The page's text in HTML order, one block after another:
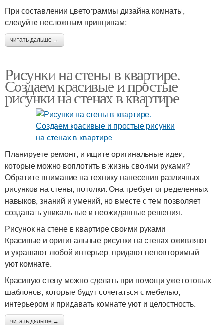
При составлении цветограммы дизайна комнаты,
следуйте несложным принципам:
читать дальше →
Рисунки на стены в квартире.
Создаем красивые и простые
рисунки на стенах в квартире
Планируете ремонт, и ищите оригинальные идеи,
которые можно воплотить в жизнь своими руками?
Обратите внимание на технику нанесения различных
рисунков на стены, потолки. Она требует определенных
навыков, знаний и умений, но вместе с тем позволяет
создавать уникальные и неожиданные решения.
Рисунок на стене в квартире своими руками
Красивые и оригинальные рисунки на стенах оживляют
и украшают любой интерьер, придают неповторимый
уют комнате.
Красивую стену можно сделать при помощи уже готовых
шаблонов, которые будут сочетаться с мебелью,
интерьером и придавать комнате уют и целостность.
читать дальше →